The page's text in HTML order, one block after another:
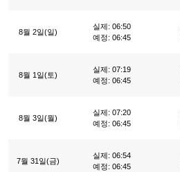
8월 2일(일)
실제: 06:50
예정: 06:45
8월 1일(토)
실제: 07:19
예정: 06:45
8월 3일(월)
실제: 07:20
예정: 06:45
7월 31일(금)
실제: 06:54
예정: 06:45